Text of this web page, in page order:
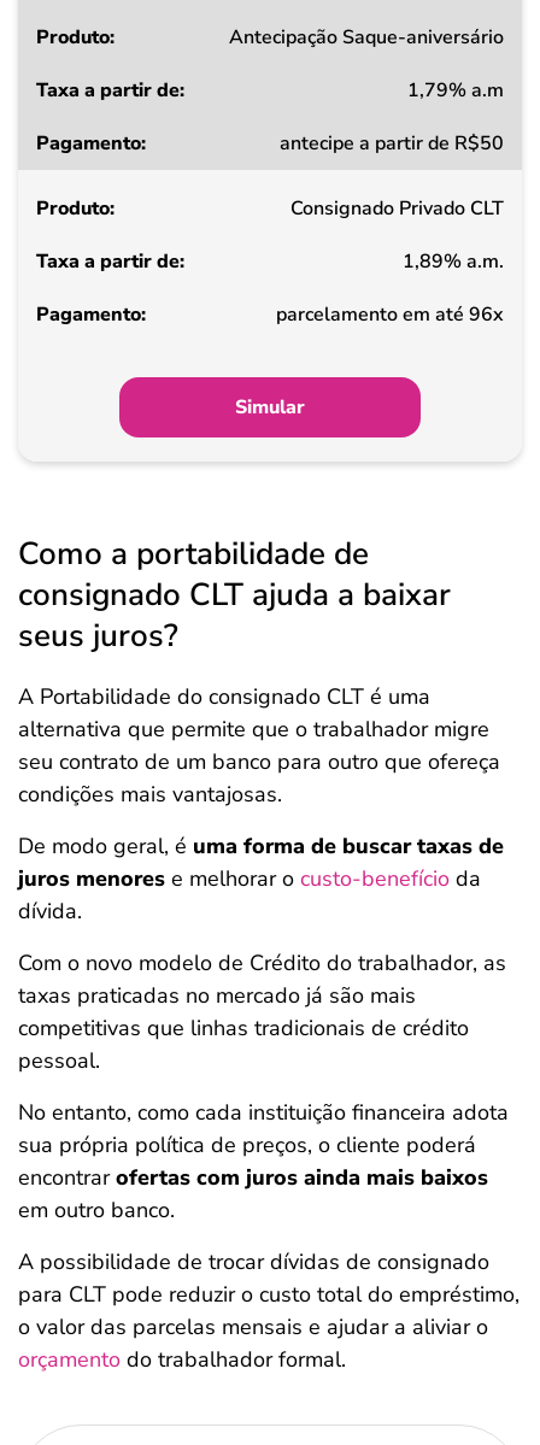
Produto
a
de
Pagamento
Antecipação Saque-aniversário
1,79% a.m
antecipe a partir de R$50
Consignado Privado CLT
1,89% a.m.
parcelamento em até 96x
Simular
Como a portabilidade de
consignado CLT ajuda a baixar
seus juros?
A Portabilidade do consignado CLT é uma
alternativa que permite que o trabalhador migre
seu contrato de um banco para outro que ofereça
condições mais vantajosas.
De modo geral, é uma forma de buscar taxas de
juros menores e melhorar o custo-benefício da
dívida.
Com o novo modelo de Crédito do trabalhador, as
taxas praticadas no mercado já são mais
competitivas que linhas tradicionais de crédito
pessoal.
No entanto, como cada instituição financeira adota
sua própria política de preços, o cliente poderá
encontrarofertas com juros ainda mais baixos
em outro banco.
A possibilidade de trocar dívidas de consignado
para CLT pode reduzir o custo total do empréstimo,
o valor das parcelas mensais e ajudar a aliviar o
orçamento do trabalhador formal.